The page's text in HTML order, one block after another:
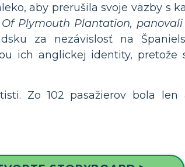
aby prerušila svoje väzby s
Of Plymouth Plantation, panovali
za nezávislosť na
ich anglickej identity, pretože
Zo 102 pasažierov bola len